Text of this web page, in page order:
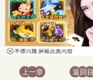
上一章 返回